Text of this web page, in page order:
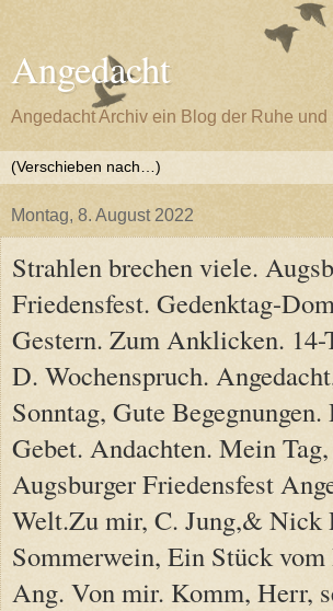
Angedacht
Angedacht Archiv ein Blog der Ruhe
Montag, 8. August 2022
Strahlen brechen viele.
Friedensfest. Gedenktag-
Gestern. Zum Anklicken. 14-
D. Wochenspruch.
Sonntag, Gute Begegnungen.
Gebet. Andachten. Mein
Augsburger Friedensfest
Welt.Zu mir, C. Jung,& Nick
Sommerwein, Ein Stück
Ang. Von mir. Komm, Herr,